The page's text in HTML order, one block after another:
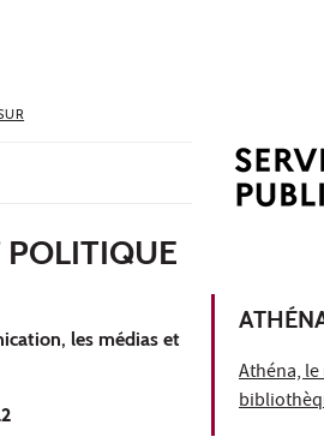
les médias et
Athéna,